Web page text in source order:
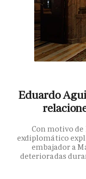
Eduardo
Con motivo de
exdiplomático
embajador a
deterioradas